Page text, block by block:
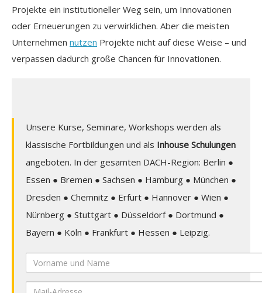
Projekte ein institutioneller Weg sein, um Innovationen
oder Erneuerungen zu verwirklichen. Aber die meisten
Unternehmen nutzen Projekte nicht auf diese Weise – und
verpassen dadurch große Chancen für Innovationen.
Unsere Kurse, Seminare, Workshops werden als
klassische Fortbildungen und als Inhouse Schulungen
angeboten. In der gesamten DACH-Region: Berlin ●
Essen ● Bremen ● Sachsen ● Hamburg ● München ●
Dresden ● Chemnitz ● Erfurt ● Hannover ● Wien ●
Nürnberg ● Stuttgart ● Düsseldorf ● Dortmund ●
Bayern ● Köln ● Frankfurt ● Hessen ● Leipzig.
Vorname
und
Mail-